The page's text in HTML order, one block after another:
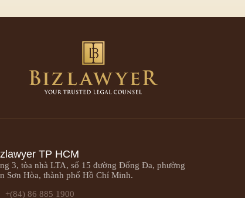
TP HCM
3, tòa nhà LTA, số 15 đường Đống Đa, phường
Sơn Hòa, thành phố Hồ Chí Minh.
+(84) 86 885 1900